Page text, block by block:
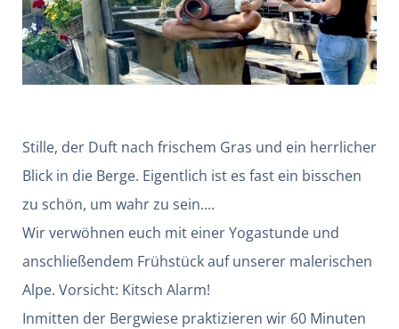
Stille, der Duft nach frischem Gras und ein herrlicher
Blick in die Berge. Eigentlich ist es fast ein bisschen
zu schön, um wahr zu sein....
Wir verwöhnen euch mit einer Yogastunde und
anschließendem Frühstück auf unserer malerischen
Alpe. Vorsicht: Kitsch Alarm!
Inmitten der Bergwiese praktizieren wir 60 Minuten